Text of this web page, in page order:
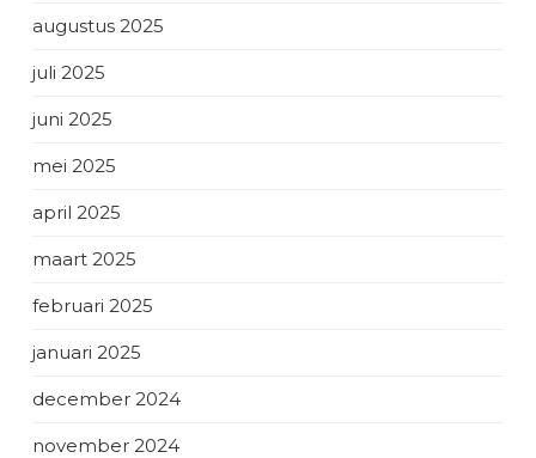
augustus 2025
juli 2025
juni 2025
mei 2025
april 2025
maart 2025
februari 2025
januari 2025
december 2024
november 2024